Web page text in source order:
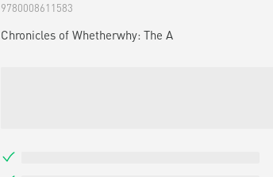
9780008611583
Chronicles of Whetherwhy: The A